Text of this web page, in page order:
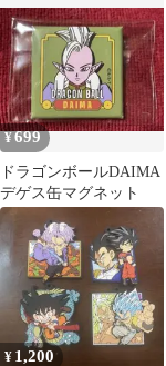
¥699
ドラゴンボールDAIMA
デゲス缶マグネット
¥ 1,200